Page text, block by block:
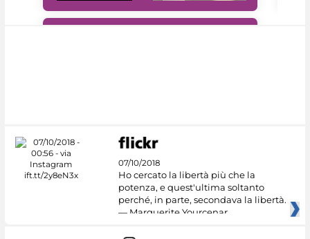
07/10/2018
Ho cercato la libertà più che la
potenza, e quest'ultima soltanto
perché, in parte, secondava la libertà.
— Marguerite Yourcenar